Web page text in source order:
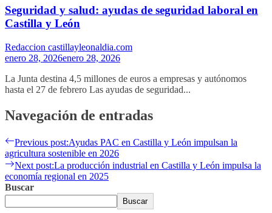
Seguridad y salud: ayudas de seguridad laboral en
Castilla y León
Redaccion castillayleonaldia.com
enero 28, 2026enero 28, 2026
La Junta destina 4,5 millones de euros a empresas y autónomos
hasta el 27 de febrero Las ayudas de seguridad...
Navegación de entradas
Previous post:Ayudas PAC en Castilla y León impulsan la
agricultura sostenible en 2026
Next post:La producción industrial en Castilla y León impulsa la
economía regional en 2025
Buscar
Buscar